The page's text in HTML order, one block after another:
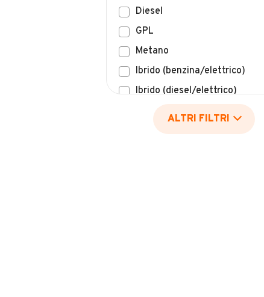
Diesel
GPL
Metano
Ibrido (benzina/elettrico)
Ibrido (diesel/elettrico)
Elettrico
Idrogeno
ALTRI FILTRI